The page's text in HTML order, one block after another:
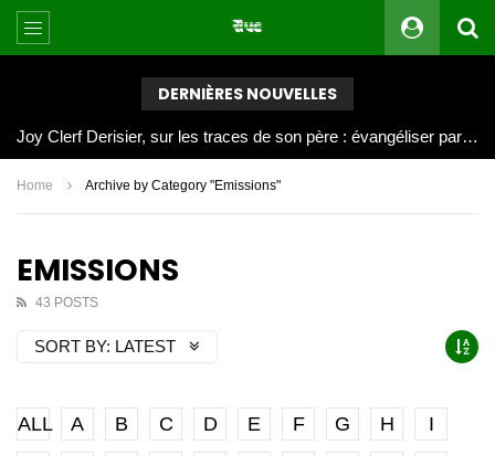
DERNIÈRES NOUVELLES
Joy Clerf Derisier, sur les traces de son père : évangéliser par la musique
Home Archive by Category "Emissions"
EMISSIONS
43 POSTS
SORT BY: LATEST
ALL A B C D E F G H
I